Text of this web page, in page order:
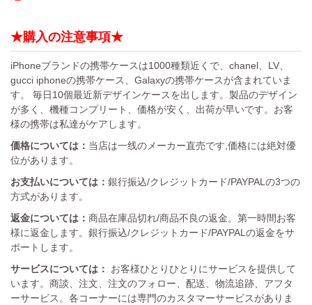
★購入の注意事項★
iPhoneブランドの携帯ケースは1000種類近くで、chanel、LV、
gucci iphoneの携帯ケース、Galaxyの携帯ケースが含まれていま
す。 毎日10個最近新デザインケースを出します。製品のデザイン
が多く、機種コンプリート、価格が安く、出荷が早いです。お客
様の携帯は私達がケアします。
価格については： 当店は一线のメーカー直売です,価格には絶対優
位があります。
お支払いについては： 銀行振込/クレジットカード/PAYPALの3つの
方式があります。
返金については： 商品在庫品切れ/商品不良の返金。第一時間お客
様に返金します。銀行振込/クレジットカード/PAYPALの返金をサ
ポートします。
サービスについては：
お客様ひとりひとりにサービスを提供して
います。商談、注文、注文のフォロー、配送、物流追跡、アフタ
ーサービス。各コーナーには専門のカスタマーサービスがありま